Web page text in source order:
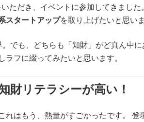
ただき、イベントに参加してきました
スタートアップを取り上げたいと思いま
でも、どちらも「知財」がど真ん中
フに綴ってみたいと思います。
財リテラシーが高い！
れはもう、熱量がすごかったです。 登